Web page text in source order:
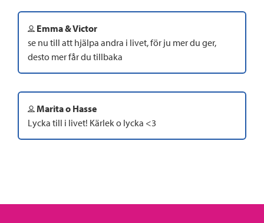
Emma & Victor
se nu till att hjälpa andra i livet, för ju mer du ger,
desto mer får du tillbaka
Marita o Hasse
Lycka till i livet! Kärlek o lycka <3